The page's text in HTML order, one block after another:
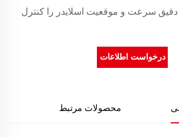
دقیق سرعت و موقعیت اسلایدر را کنترل
درخواست اطلاعات
محصولات مرتبط